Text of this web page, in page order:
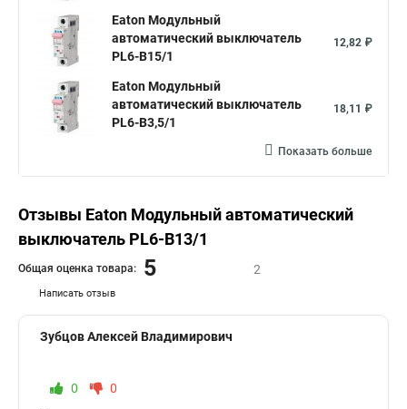
Eaton Модульный
автоматический выключатель
PL6-B15/1
12,82 ₽
Eaton Модульный
автоматический выключатель
PL6-B3,5/1
18,11 ₽
Показать больше
Отзывы Eaton Модульный автоматический
выключатель PL6-B13/1
Написать отзыв
Общая оценка товара: 5 2
Зубцов Алексей Владимирович
0 0